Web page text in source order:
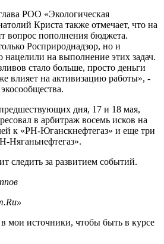
РОО «Экологическая
Криста также отмечает, что на
вопрос пополнения бюджета.
Росприроднадзор, но и
нацелили на выполнение этих задач.
стало больше, просто деньги
влияет на активизацию работы», -
дня, 17 и 18 мая,
в арбитраж восемь исков на
к «РН-Юганскнефтегаз» и еще три
Няганьнефтегаз».
следить за развитием событий.
в мои источники, чтобы быть в курсе